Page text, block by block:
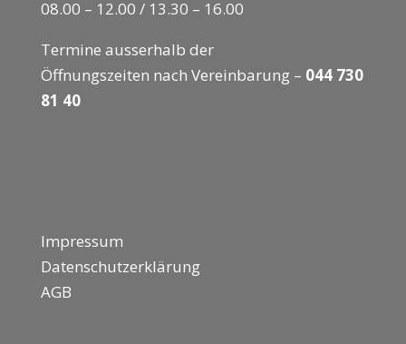
08.00 – 12.00 / 13.30 – 16.00
Termine ausserhalb der
Öffnungszeiten nach Vereinbarung – 044 730
81 40
Impressum
Datenschutzerklärung
AGB